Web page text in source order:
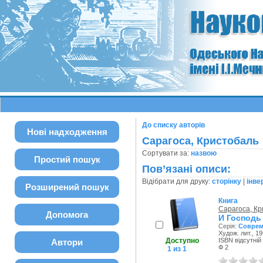
Нові надходження
Простий пошук
Розширений пошук
Допомога
Автори
До списку авторів
Сарагоса, Кристобаль
Сортувати за: назвою
Пов’язані описи:
Відібрати для друку: сторінку|
Доступно
1 из 1
Книга
Сарагоса,
И
Серія:
Худож. лит.,
ISBN відсутній
Ф 2